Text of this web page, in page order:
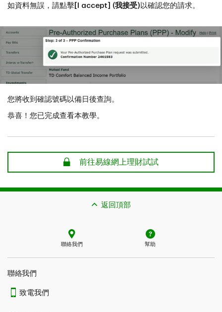
如資料無誤，請點擊 [I accept] (我接受) 以確認您的請求。
您將收到確認號碼以備日後查詢。
恭喜！您已完成查看本教學。
安全 前往易線網上理財試試
返回頂部
聯絡我們 幫助
聯絡我們
致電我們